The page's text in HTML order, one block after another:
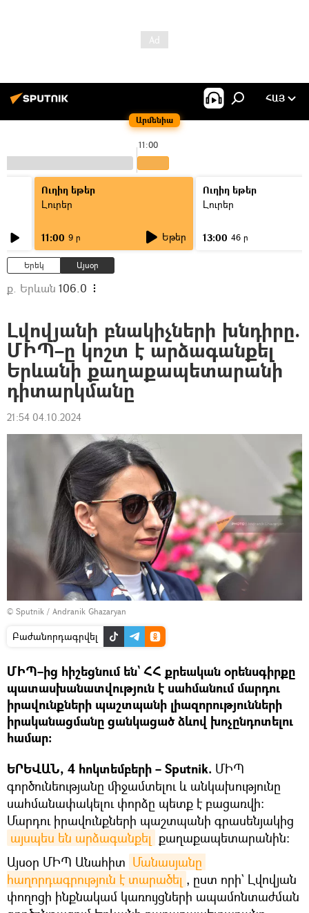
Արմենիա
ՀԱՅ
11:00
Ուղիղ եթեր
Լուրեր
11:00 9 ր Եթեր
Ուղիղ եթեր
Լուրեր
13:00 46 ր
Երեկ Այսօր
ք. Երևան 106.0
Լվովյանի բնակիչների խնդիրը.
ՄԻՊ–ը կոշտ է արձագանքել
Երևանի քաղաքապետարանի
դիտարկմանը
21:54 04.10.2024
© Sputnik / Andranik Ghazaryan
Բաժանորդագրվել
ՄԻՊ–ից հիշեցնում են` ՀՀ քրեական օրենսգիրքը
պատասխանատվություն է սահմանում մարդու
իրավունքների պաշտպանի լիազորությունների
իրականացմանը ցանկացած ձևով խոչընդոտելու
համար։
ԵՐԵՎԱՆ, 4 հոկտեմբերի – Sputnik. ՄԻՊ
գործունեությանը միջամտելու և անկախությունը
սահմանափակելու փորձը պետք է բացառվի։
Մարդու իրավունքների պաշտպանի գրասենյակից
այսպես են արձագանքել քաղաքապետարանին։
Այսօր ՄԻՊ Անահիտ Մանասյանը
հաղորդագրություն է տարածել , ըստ որի` Լվովյան
փողոցի ինքնակամ կառույցների ապամոնտաժման